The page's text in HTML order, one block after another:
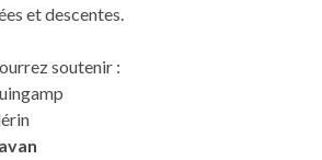
et descentes.
soutenir :